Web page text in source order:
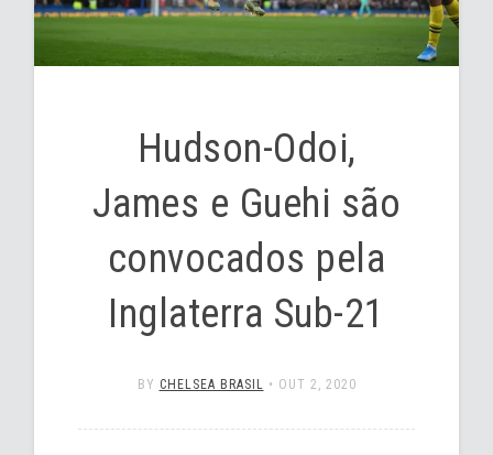
Hudson-Odoi,
James e Guehi são
convocados pela
Inglaterra Sub-21
BY CHELSEA BRASIL • OUT 2, 2020